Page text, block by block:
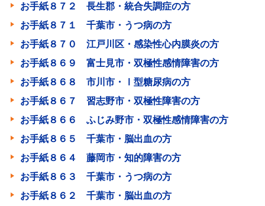
お手紙８７２ 長生郡・統合失調症の方
お手紙８７１ 千葉市・うつ病の方
お手紙８７０ 江戸川区・感染性心内膜炎の方
お手紙８６９ 富士見市・双極性感情障害の方
お手紙８６８ 市川市・Ⅰ型糖尿病の方
お手紙８６７ 習志野市・双極性障害の方
お手紙８６６ ふじみ野市・双極性感情障害の方
お手紙８６５ 千葉市・脳出血の方
お手紙８６４ 藤岡市・知的障害の方
お手紙８６３ 千葉市・うつ病の方
お手紙８６２ 千葉市・脳出血の方